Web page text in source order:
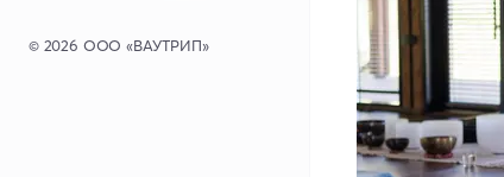
© 2026 ООО «ВАУТРИП»